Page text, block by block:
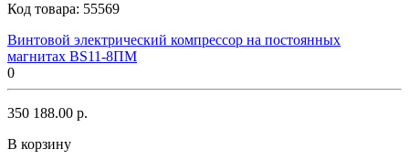
Код товара: 55569
Винтовой электрический компрессор на постоянных
магнитах BS11-8ПМ
0
350 188.00 р.
В корзину